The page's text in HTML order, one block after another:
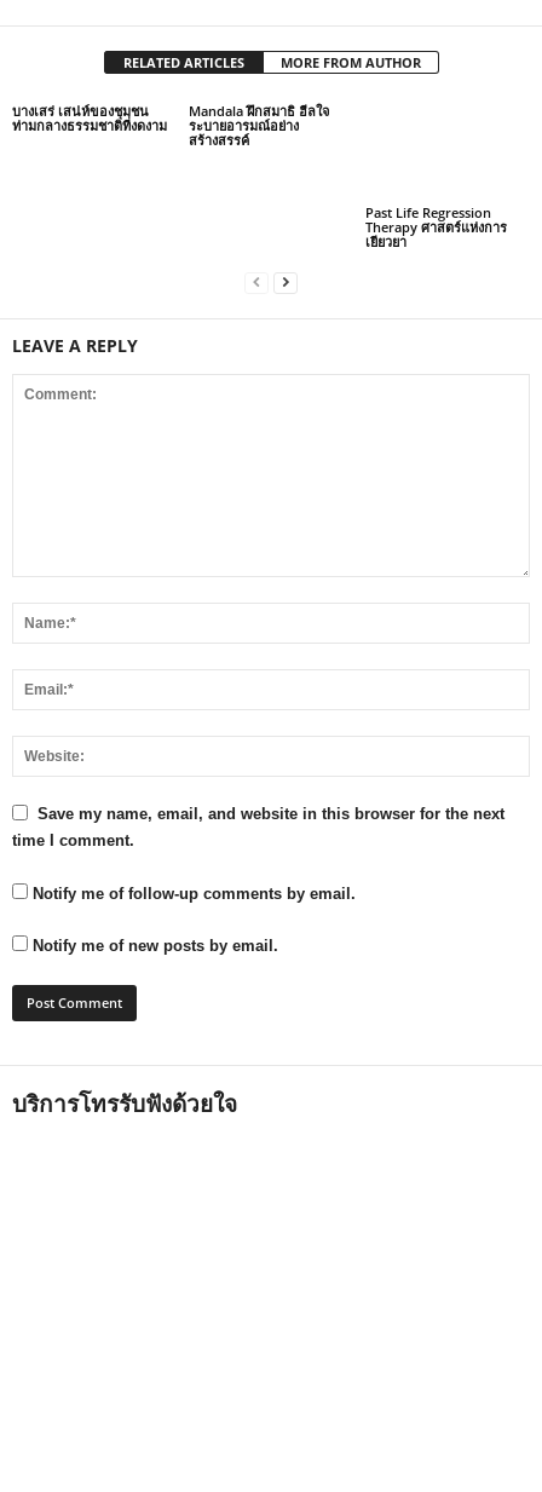
RELATED ARTICLES MORE FROM AUTHOR
บางเสร่ เสน่ห์ของชุมชน
ท่ามกลางธรรมชาติที่งดงาม
Mandala ฝึกสมาธิ ฮีลใจ
ระบายอารมณ์อย่าง
สร้างสรรค์
Past Life Regression
Therapy ศาสตร์แห่งการ
เยียวยา
LEAVE A REPLY
Save my name, email, and website in this browser for the next
time I comment.
Notify me of follow-up comments by email.
Notify me of new posts by email.
บริการโทรรับฟังด้วยใจ